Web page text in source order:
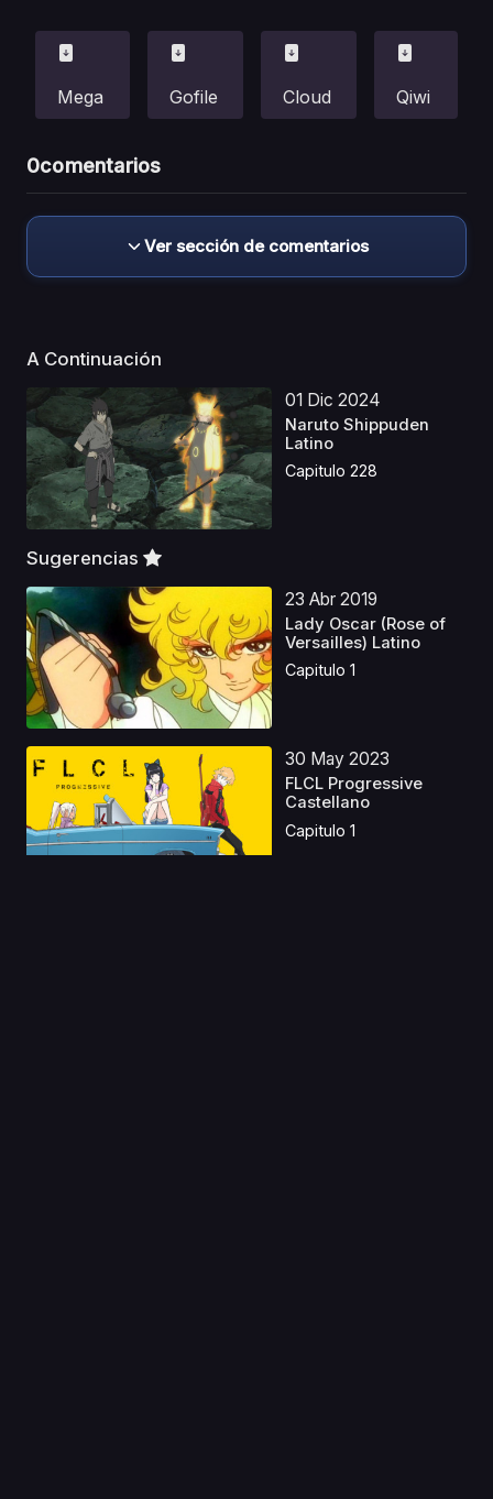
Mega Gofile Cloud Qiwi
0comentarios
Ver sección de comentarios
A Continuación
01 Dic 2024
Naruto Shippuden
Latino
Capitulo 228
Sugerencias
23 Abr 2019
Lady Oscar (Rose of
Versailles) Latino
Capitulo 1
30 May 2023
FLCL Progressive
Castellano
Capitulo 1